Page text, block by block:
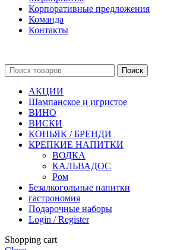
Корпоративные предложения
Команда
Контакты
Поиск
АКЦИИ
Шампанское и игристое
ВИНО
ВИСКИ
КОНЬЯК / БРЕНДИ
КРЕПКИЕ НАПИТКИ
ВОДКА
КАЛЬВАДОС
Ром
Безалкогольные напитки
гастрономия
Подарочные наборы
Login / Register
Shopping cart